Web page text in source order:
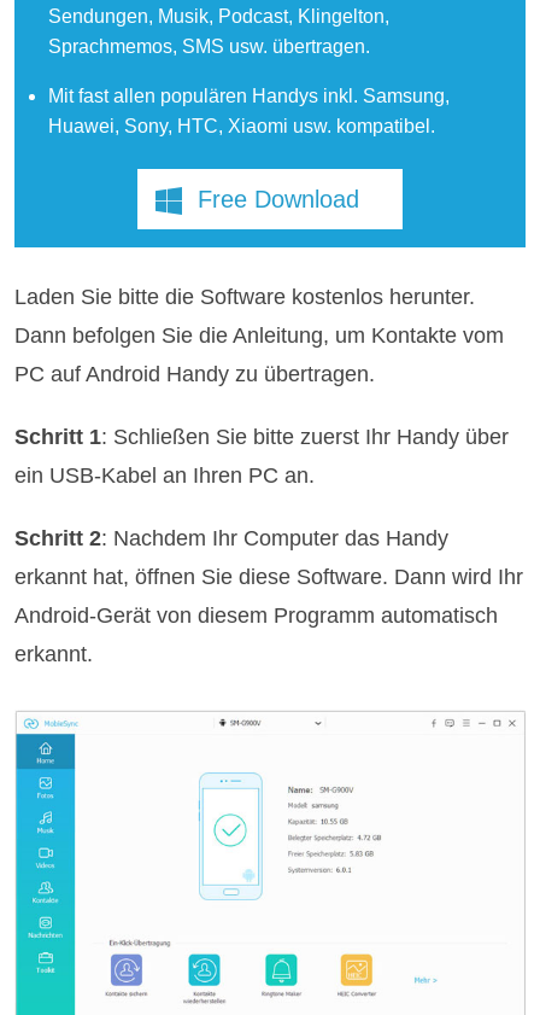
Sendungen, Musik, Podcast, Klingelton,
Sprachmemos, SMS usw. übertragen.
Mit fast allen populären Handys inkl. Samsung,
Huawei, Sony, HTC, Xiaomi usw. kompatibel.
Free Download
Laden Sie bitte die Software kostenlos herunter.
Dann befolgen Sie die Anleitung, um Kontakte vom
PC auf Android Handy zu übertragen.
Schritt 1: Schließen Sie bitte zuerst Ihr Handy über
ein USB-Kabel an Ihren PC an.
Schritt 2: Nachdem Ihr Computer das Handy
erkannt hat, öffnen Sie diese Software. Dann wird Ihr
Android-Gerät von diesem Programm automatisch
erkannt.